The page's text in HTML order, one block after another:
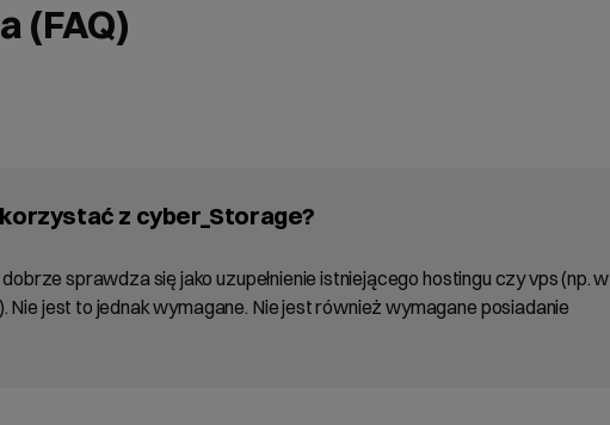
(FAQ)
z cyber_Storage?
sprawdza się jako uzupełnienie istniejącego hostingu czy vps (np. w
jest to jednak wymagane. Nie jest również wymagane posiadanie